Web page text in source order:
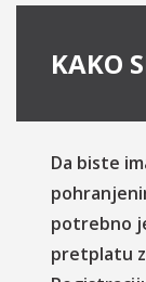
KAKO
Da biste
potrebno
pretplatu